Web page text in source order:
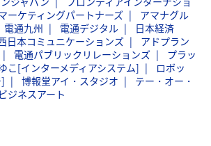
ーケティングパートナーズ
アマナグル
電通九州 電通デジタル
日本経済
日本コミュニケーションズ
アドプラン
電通パブリックリレーションズ
プラッ
こ[インターメディアシステム]
ロボッ
博報堂アイ・スタジオ
テー・オー・
ジネスアート